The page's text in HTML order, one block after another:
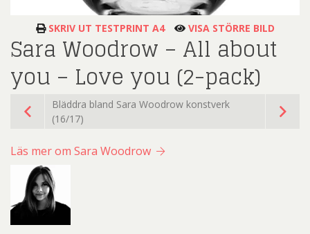
SKRIV UT TESTPRINT A4 VISA STÖRRE BILD
Sara Woodrow – All about
you – Love you (2-pack)
Bläddra bland Sara Woodrow konstverk
(16/17)
Läs mer om Sara Woodrow